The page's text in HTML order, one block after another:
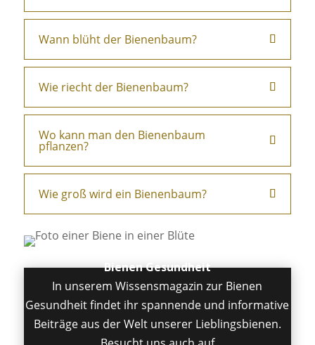
Wann blüht der Bienenbaum?
Wie riecht der Bienenbaum?
Wo kann man den Bienenbaum
pflanzen?
Wie groß wird ein Bienenbaum?
Bienen Gesundheit
In unserem Wissensmagazin zur Bienen
Gesundheit findet ihr spannende und informative
Beiträge aus der Welt unserer Lieblingsbienen.